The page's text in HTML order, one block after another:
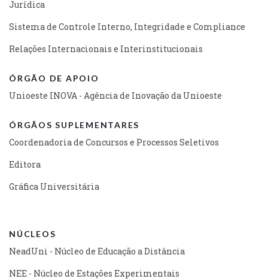
Jurídica
Sistema de Controle Interno, Integridade e Compliance
Relações Internacionais e Interinstitucionais
ÓRGÃO DE APOIO
Unioeste INOVA - Agência de Inovação da Unioeste
ÓRGÃOS SUPLEMENTARES
Coordenadoria de Concursos e Processos Seletivos
Editora
Gráfica Universitária
NÚCLEOS
NeadUni - Núcleo de Educação a Distância
NEE - Núcleo de Estações Experimentais